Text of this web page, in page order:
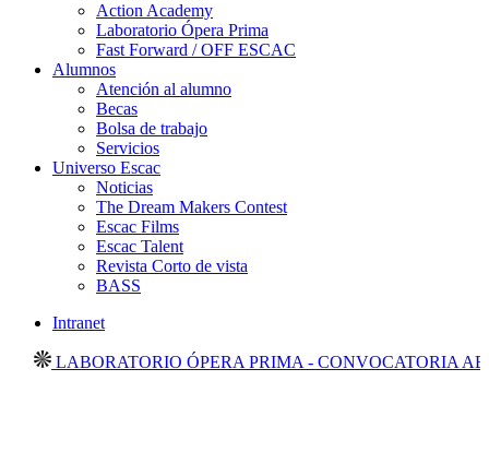
Action Academy
Laboratorio Ópera Prima
Fast Forward / OFF ESCAC
Alumnos
Atención al alumno
Becas
Bolsa de trabajo
Servicios
Universo Escac
Noticias
The Dream Makers Contest
Escac Films
Escac Talent
Revista Corto de vista
BASS
Intranet
LABORATORIO ÓPERA PRIMA - CONVOCATORIA